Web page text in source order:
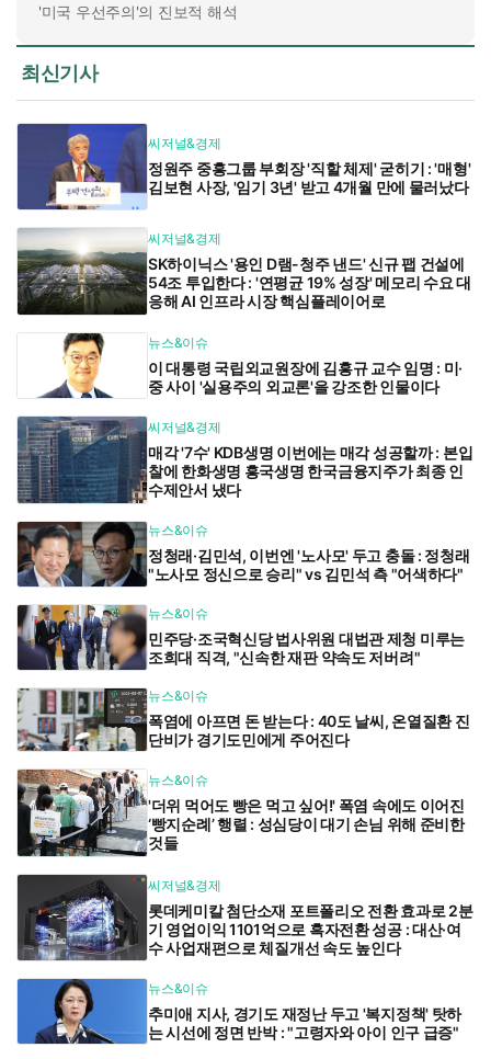
'미국 우선주의'의 진보적 해석
최신기사
씨저널&경제
정원주 중흥그룹 부회장 '직할 체제' 굳히기 : '매형'
김보현 사장, '임기 3년' 받고 4개월 만에 물러났다
씨저널&경제
SK하이닉스 '용인 D램-청주 낸드' 신규 팹 건설에
54조 투입한다 : '연평균 19% 성장' 메모리 수요 대
응해 AI 인프라 시장 핵심플레이어로
뉴스&이슈
이 대통령 국립외교원장에 김흥규 교수 임명 : 미·
중 사이 '실용주의 외교론'을 강조한 인물이다
씨저널&경제
매각 '7수' KDB생명 이번에는 매각 성공할까 : 본입
찰에 한화생명 흥국생명 한국금융지주가 최종 인
수제안서 냈다
뉴스&이슈
정청래·김민석, 이번엔 '노사모' 두고 충돌 : 정청래
"노사모 정신으로 승리" vs 김민석 측 "어색하다"
뉴스&이슈
민주당·조국혁신당 법사위원 대법관 제청 미루는
조희대 직격, "신속한 재판 약속도 저버려"
뉴스&이슈
폭염에 아프면 돈 받는다 : 40도 날씨, 온열질환 진
단비가 경기도민에게 주어진다
뉴스&이슈
'더위 먹어도 빵은 먹고 싶어!' 폭염 속에도 이어진
‘빵지순례’ 행렬 : 성심당이 대기 손님 위해 준비한
것들
씨저널&경제
롯데케미칼 첨단소재 포트폴리오 전환 효과로 2분
기 영업이익 1101억으로 흑자전환 성공 : 대산·여
수 사업재편으로 체질개선 속도 높인다
뉴스&이슈
추미애 지사, 경기도 재정난 두고 '복지정책' 탓하
는 시선에 정면 반박 : "고령자와 아이 인구 급증"